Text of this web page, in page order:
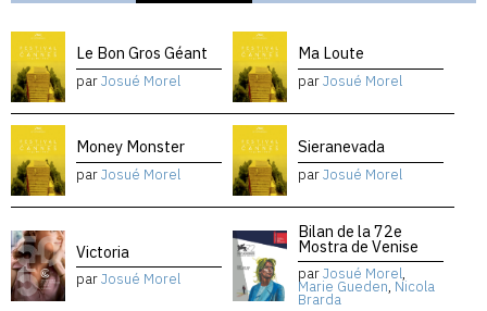
Le Bon Gros Géant
parJosué Morel
Ma Loute
parJosué Morel
Money Monster
parJosué Morel
Sieranevada
parJosué Morel
Victoria
parJosué Morel
Bilan de la 72e
Mostra de Venise
parJosué Morel,
Marie Gueden, Nicola
Brarda